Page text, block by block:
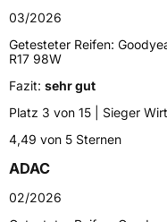
Verwendung
Modellname EfficientGrip
Fahrzeugart
Weitere Eigenschaften
Zustand
03/2026
Getesteter Reifen:
R17 98W
Fazit: sehr gut
Platz 3 von 15 | Sieger
4,49 von 5 Sternen
ADAC
02/2026